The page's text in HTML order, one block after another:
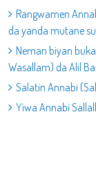
Rangwamen
da yanda mutane
Neman biyan
Wasallam) da Alil
Salatin Annabi
Yiwa Annabi